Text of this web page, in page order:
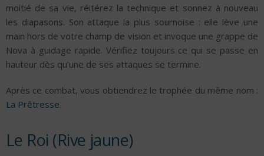
moitié de sa vie, réitérez la technique et sonnez à nouveau
les diapasons. Son attaque la plus sournoise : elle lève une
main hors de votre champ de vision et invoque une grappe de
Nova à guidage rapide. Vérifiez toujours ce qui se passe en
hauteur dès qu’une de ses attaques se termine.
Après ce combat, vous obtiendrez le trophée du même nom :
La Prêtresse.
Le Roi (Rive jaune)